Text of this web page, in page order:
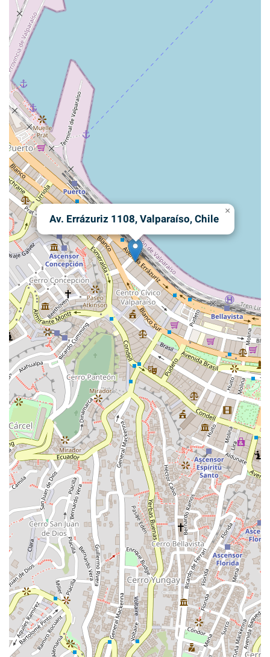
Av. Errázuriz 1108, Valparaíso, Chile
×